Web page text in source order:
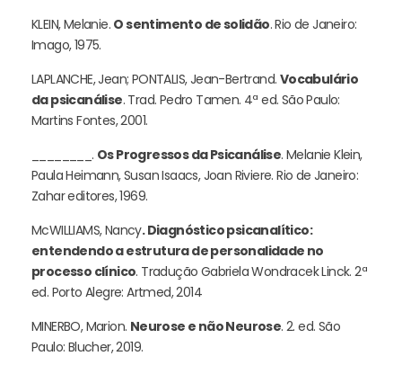
KLEIN, Melanie. O sentimento de solidão. Rio de Janeiro:
Imago, 1975.
LAPLANCHE, Jean; PONTALIS, Jean-Bertrand. Vocabulário
da psicanálise. Trad. Pedro Tamen. 4ª ed. São Paulo:
Martins Fontes, 2001.
________. Os Progressos da Psicanálise. Melanie Klein,
Paula Heimann, Susan Isaacs, Joan Riviere. Rio de Janeiro:
Zahar editores, 1969.
McWILLIAMS, Nancy. Diagnóstico psicanalítico:
entendendo a estrutura de personalidade no
processo clínico. Tradução Gabriela Wondracek Linck. 2ª
ed. Porto Alegre: Artmed, 2014
MINERBO, Marion. Neurose e não Neurose. 2. ed. São
Paulo: Blucher, 2019.